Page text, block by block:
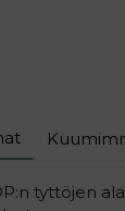
tyttöjen